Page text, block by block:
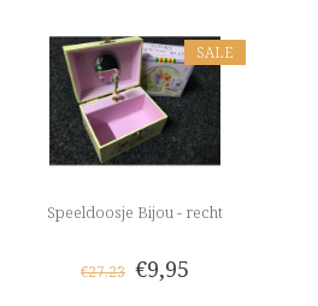
SALE
Speeldoosje Bijou - recht
€27,23 €9,95